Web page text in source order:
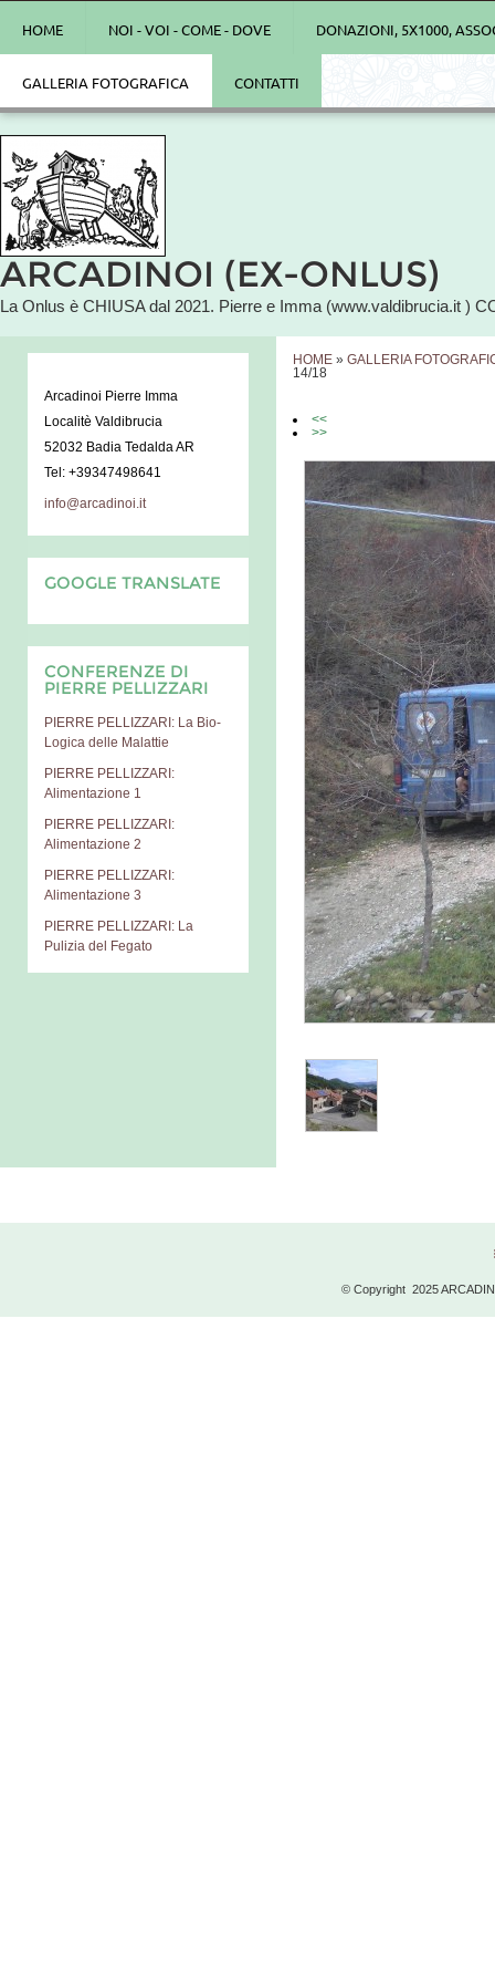
ARCADINOI (EX-ONLUS)
La Onlus è CHIUSA dal 2021. Pierre e Imma (www.valdibrucia.it )
HOME NOI - VOI - COME - DOVE DONAZIONI, 5X1000,
GALLERIA FOTOGRAFICA CONTATTI
HOME » GALLERIA
14/18
<<
>>
Arcadinoi Pierre Imma
Localitè Valdibrucia
52032 Badia Tedalda AR
Tel: +39347498641
info@arcadinoi.it
GOOGLE TRANSLATE
CONFERENZE DI
PIERRE PELLIZZARI
PIERRE PELLIZZARI: La Bio-
Logica delle Malattie
PIERRE PELLIZZARI:
Alimentazione 1
PIERRE PELLIZZARI:
Alimentazione 2
PIERRE PELLIZZARI:
Alimentazione 3
PIERRE PELLIZZARI: La
Pulizia del Fegato
© Copyright 2025